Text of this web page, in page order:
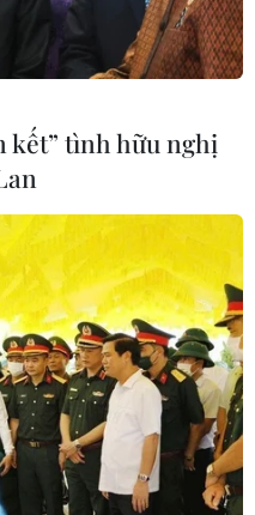
kết” tình hữu nghị